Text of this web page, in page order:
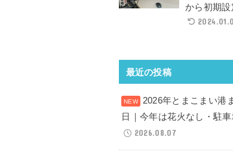
から初期設
最近の投稿
2026年とまこまい港
日｜今年は花火なし・駐
2026.08.07